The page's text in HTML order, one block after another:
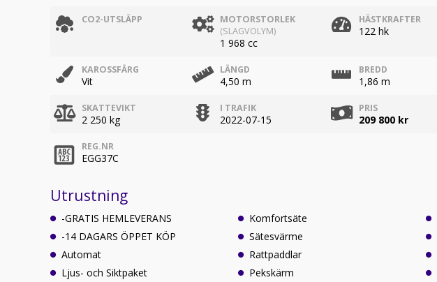
CO2-UTSLÄPP
MOTORSTORLEK
(SLAGVOLYM)
1 968 cc
HÄSTKRAFTER
122 hk
KAROSSFÄRG
Vit
LÄNGD
4,50 m
BREDD
1,86 m
SKATTEVIKT
2 250 kg
I TRAFIK
2022-07-15
PRIS
209 800 kr
REG.NR
EGG37C
Utrustning
-GRATIS HEMLEVERANS
-14 DAGARS ÖPPET KÖP
Automat
Ljus- och Siktpaket
Komfortsäte
Sätesvärme
Rattpaddlar
Pekskärm